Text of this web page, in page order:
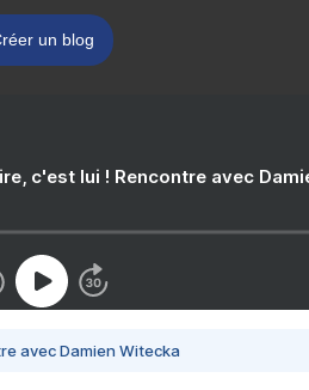
un blog
c'est lui ! Rencontre avec
avec Damien Witecka